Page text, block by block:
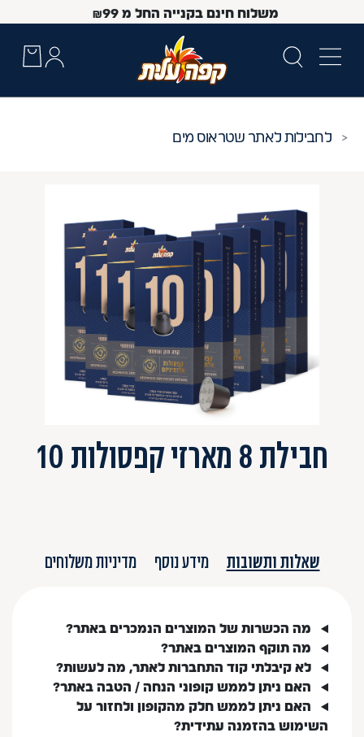
משלוח חינם בקנייה החל מ ₪99
Up and Down arrow keys to navigate search results.
חבילות לאתר שטראוס מים
חבילת 8 מארזי קפסולות 10
שאלות ותשובות מידע נוסף מדיניות משלוחים
מה הכשרות של המוצרים הנמכרים באתר?
מה תוקף המוצרים באתר?
לא קיבלתי קוד התחברות לאתר, מה לעשות?
האם ניתן לממש קופוני הנחה / הטבה באתר?
האם ניתן לממש חלק מהקופון ולחזור על
השימוש בהזמנה עתידית?